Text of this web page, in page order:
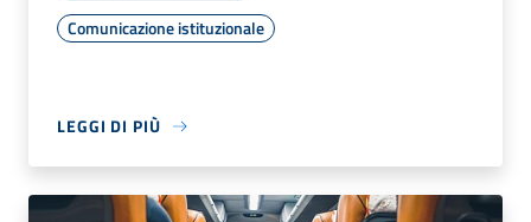
Comunicazione istituzionale
LEGGI DI PIÙ